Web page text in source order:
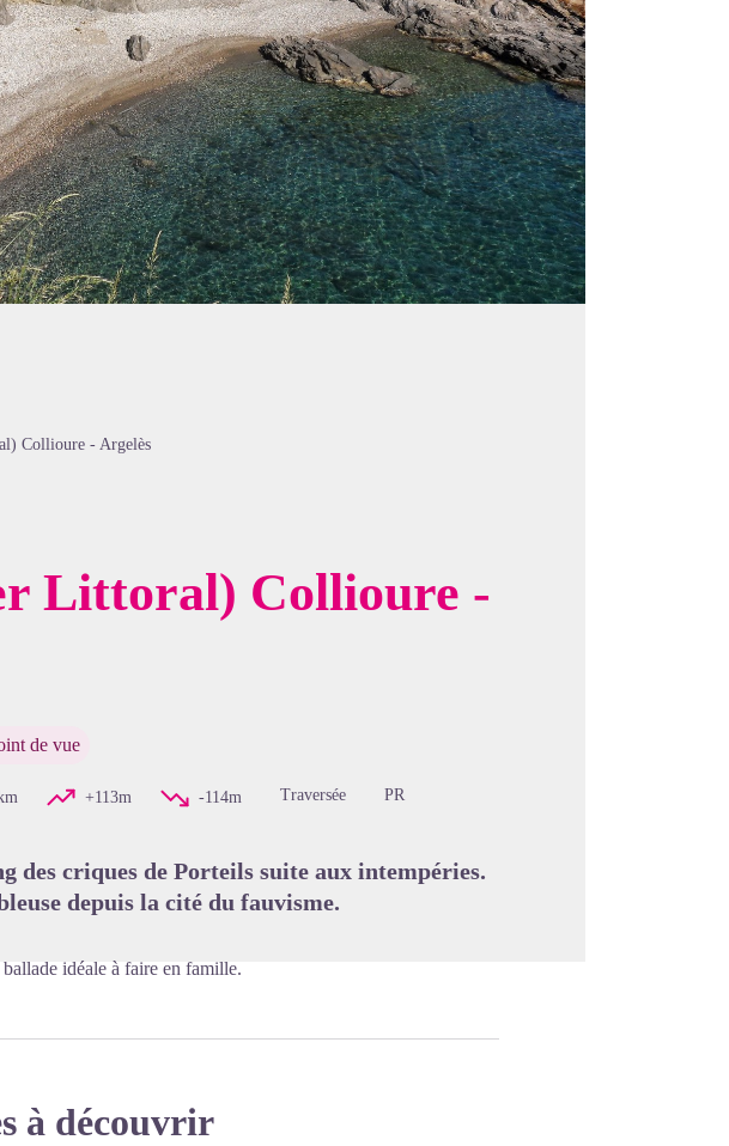
Collioure - Argelès
Littoral) Collioure -
de vue
+113m -114m Traversée PR
des criques de Porteils suite aux intempéries.
depuis la cité du fauvisme.
idéale à faire en famille.
à découvrir